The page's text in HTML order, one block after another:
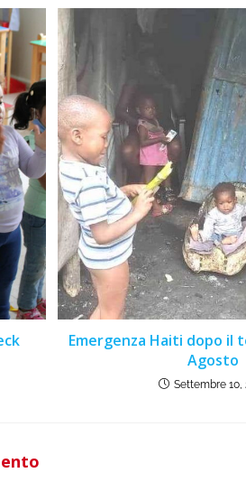
Emergenza Haiti dopo il
Agosto
Settembre 10,